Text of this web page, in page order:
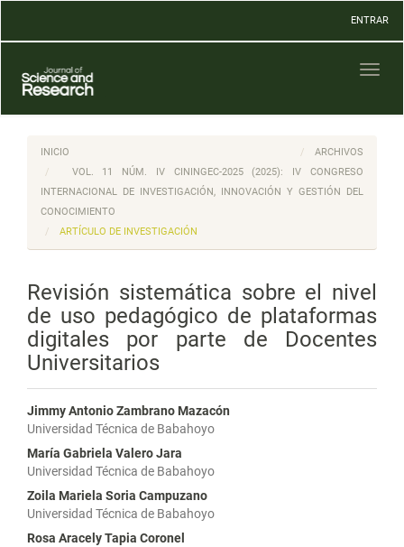
Contenido
Barra
lateral
ENTRAR
INICIO
ARCHIVOS
VOL. 11 NÚM. IV CININGEC-2025 (2025): IV CONGRESO
INTERNACIONAL DE INVESTIGACIÓN, INNOVACIÓN Y GESTIÓN DEL
CONOCIMIENTO
ARTÍCULO DE INVESTIGACIÓN
Revisión sistemática sobre el nivel
de uso pedagógico de plataformas
digitales por parte de Docentes
Universitarios
Jimmy Antonio Zambrano Mazacón
Universidad Técnica de Babahoyo
María Gabriela Valero Jara
Universidad Técnica de Babahoyo
Zoila Mariela Soria Campuzano
Universidad Técnica de Babahoyo
Rosa Aracely Tapia Coronel